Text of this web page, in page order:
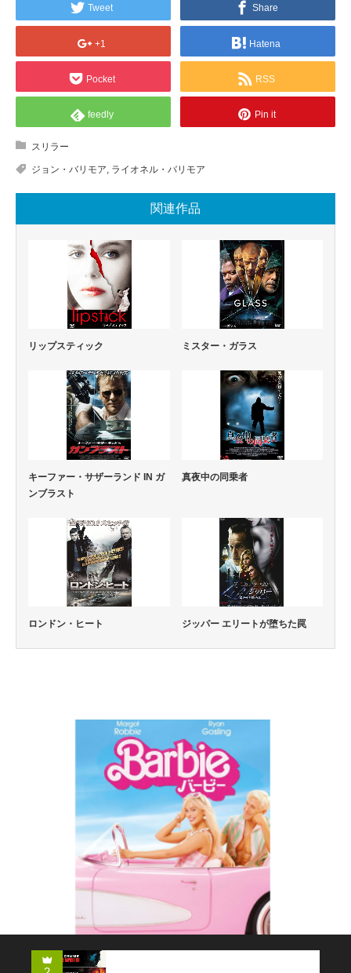
Tweet Share
+1 Hatena
Pocket RSS
feedly Pin it
スリラー
ジョン・バリモア ライオネル・バリモア
関連作品
リップスティック ミスター・ガラス
キーファー・サザーランド IN ガ
ンブラスト
真夜中の同乗者
ロンドン・ヒート ジッパー エリートが堕ちた罠